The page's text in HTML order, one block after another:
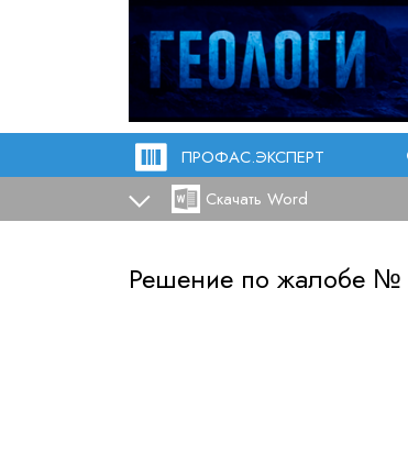
ПРОФАС.ЭКСПЕРТ
Скачать Word
Решение по жалобе №